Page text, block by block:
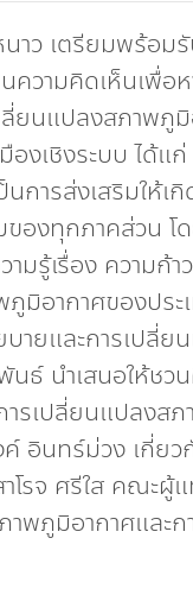
าว เตรียมพร้อม
วามคิดเห็นเพื่อห
ยนแปลงสภาพภู
องเชิงระบบ ได้
การส่งเสริมให้เ
งทุกภาคส่วน โ
มรู้เรื่อง ความก้
มิอากาศของประ
ายและการเปลี่
ธ์ นำเสนอให้ชวน
เปลี่ยนแปลงสภ
อินทร์ม่วง เกี่ยว
โรจ ศรีใส คณะผู้
าพภูมิอากาศและ